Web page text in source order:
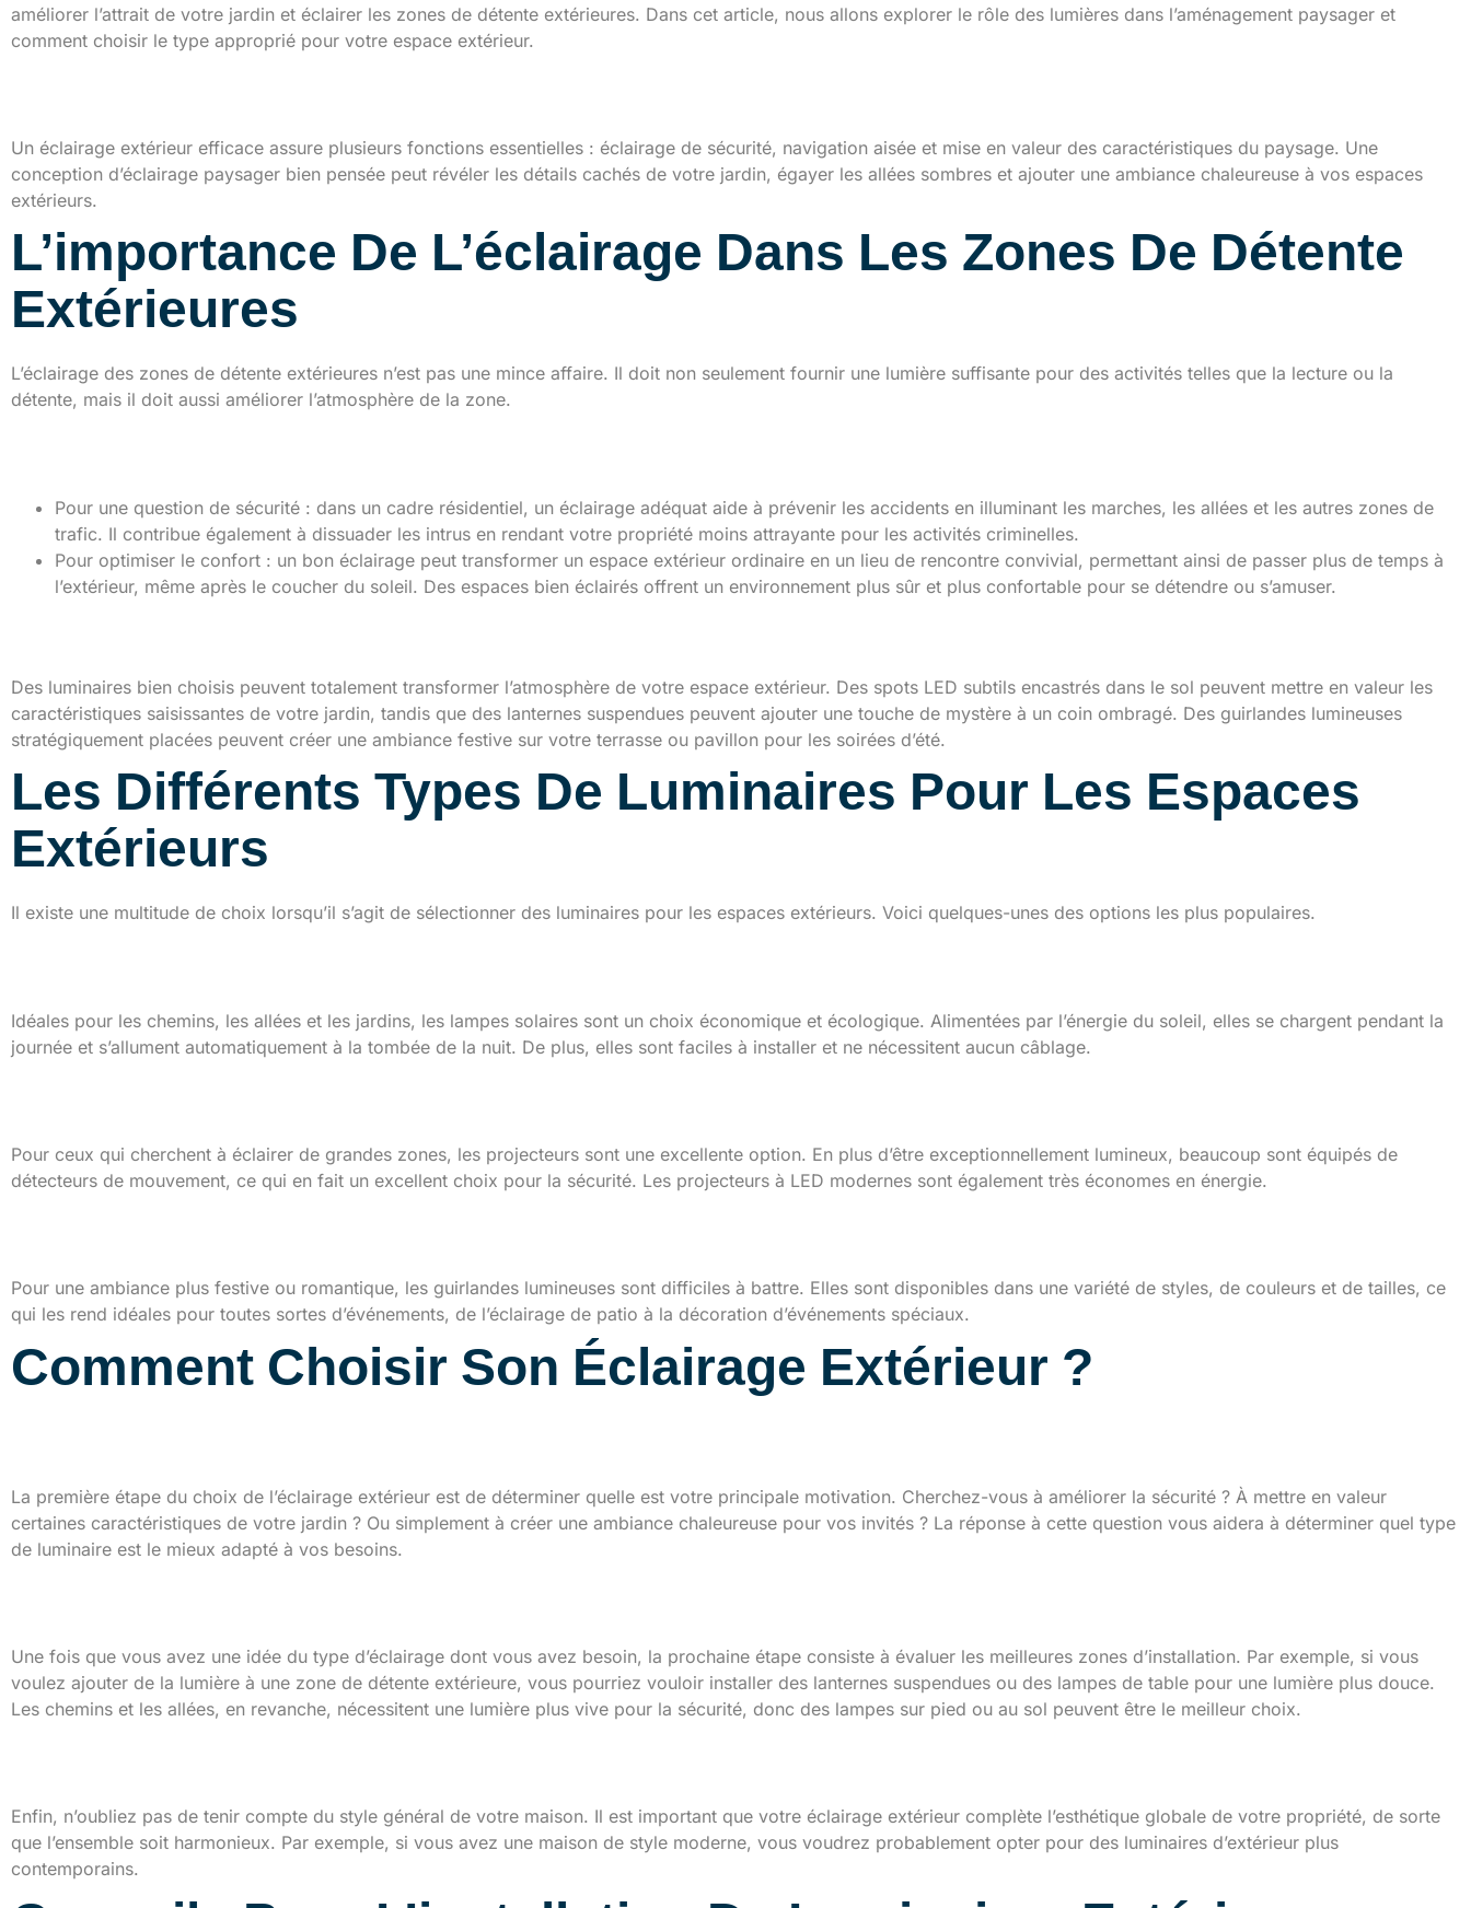
améliorer l’attrait de votre jardin et éclairer les zones de détente extérieures. Dans cet article, nous allons explorer le rôle des lumières dans l’aménagement paysager et
comment choisir le type approprié pour votre espace extérieur.
Un éclairage extérieur efficace assure plusieurs fonctions essentielles : éclairage de sécurité, navigation aisée et mise en valeur des caractéristiques du paysage. Une
conception d’éclairage paysager bien pensée peut révéler les détails cachés de votre jardin, égayer les allées sombres et ajouter une ambiance chaleureuse à vos espaces
extérieurs.
L’importance De L’éclairage Dans Les Zones De Détente
Extérieures
L’éclairage des zones de détente extérieures n’est pas une mince affaire. Il doit non seulement fournir une lumière suffisante pour des activités telles que la lecture ou la
détente, mais il doit aussi améliorer l’atmosphère de la zone.
Pour une question de sécurité : dans un cadre résidentiel, un éclairage adéquat aide à prévenir les accidents en illuminant les marches, les allées et les autres zones de
trafic. Il contribue également à dissuader les intrus en rendant votre propriété moins attrayante pour les activités criminelles.
Pour optimiser le confort : un bon éclairage peut transformer un espace extérieur ordinaire en un lieu de rencontre convivial, permettant ainsi de passer plus de temps à
l’extérieur, même après le coucher du soleil. Des espaces bien éclairés offrent un environnement plus sûr et plus confortable pour se détendre ou s’amuser.
Des luminaires bien choisis peuvent totalement transformer l’atmosphère de votre espace extérieur. Des spots LED subtils encastrés dans le sol peuvent mettre en valeur les
caractéristiques saisissantes de votre jardin, tandis que des lanternes suspendues peuvent ajouter une touche de mystère à un coin ombragé. Des guirlandes lumineuses
stratégiquement placées peuvent créer une ambiance festive sur votre terrasse ou pavillon pour les soirées d’été.
Les Différents Types De Luminaires Pour Les Espaces
Extérieurs
Il existe une multitude de choix lorsqu’il s’agit de sélectionner des luminaires pour les espaces extérieurs. Voici quelques-unes des options les plus populaires.
Idéales pour les chemins, les allées et les jardins, les lampes solaires sont un choix économique et écologique. Alimentées par l’énergie du soleil, elles se chargent pendant la
journée et s’allument automatiquement à la tombée de la nuit. De plus, elles sont faciles à installer et ne nécessitent aucun câblage.
Pour ceux qui cherchent à éclairer de grandes zones, les projecteurs sont une excellente option. En plus d’être exceptionnellement lumineux, beaucoup sont équipés de
détecteurs de mouvement, ce qui en fait un excellent choix pour la sécurité. Les projecteurs à LED modernes sont également très économes en énergie.
Pour une ambiance plus festive ou romantique, les guirlandes lumineuses sont difficiles à battre. Elles sont disponibles dans une variété de styles, de couleurs et de tailles, ce
qui les rend idéales pour toutes sortes d’événements, de l’éclairage de patio à la décoration d’événements spéciaux.
Comment Choisir Son Éclairage Extérieur ?
La première étape du choix de l’éclairage extérieur est de déterminer quelle est votre principale motivation. Cherchez-vous à améliorer la sécurité ? À mettre en valeur
certaines caractéristiques de votre jardin ? Ou simplement à créer une ambiance chaleureuse pour vos invités ? La réponse à cette question vous aidera à déterminer quel type
de luminaire est le mieux adapté à vos besoins.
Une fois que vous avez une idée du type d’éclairage dont vous avez besoin, la prochaine étape consiste à évaluer les meilleures zones d’installation. Par exemple, si vous
voulez ajouter de la lumière à une zone de détente extérieure, vous pourriez vouloir installer des lanternes suspendues ou des lampes de table pour une lumière plus douce.
Les chemins et les allées, en revanche, nécessitent une lumière plus vive pour la sécurité, donc des lampes sur pied ou au sol peuvent être le meilleur choix.
Enfin, n’oubliez pas de tenir compte du style général de votre maison. Il est important que votre éclairage extérieur complète l’esthétique globale de votre propriété, de sorte
que l’ensemble soit harmonieux. Par exemple, si vous avez une maison de style moderne, vous voudrez probablement opter pour des luminaires d’extérieur plus
contemporains.